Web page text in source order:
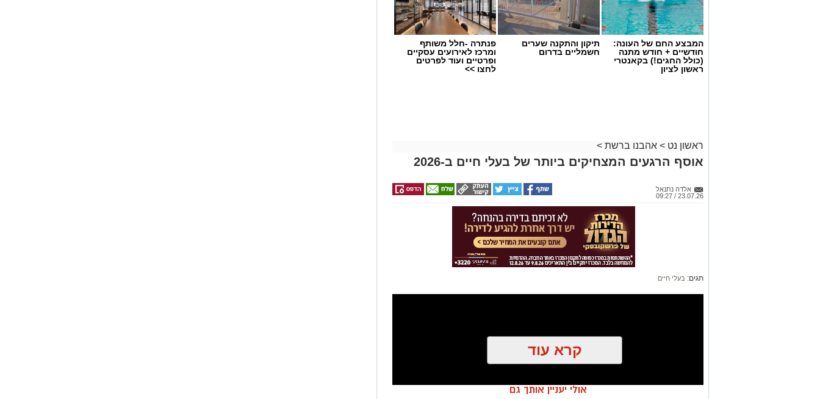
המבצע החם של העונה:
חודשיים + חודש מתנה
(כולל החגים!) בקאנטרי
ראשון לציון
תיקון והתקנה שערים
חשמליים בדרום
פנתרה -חלל משותף
ומרכז לאירועים עסקיים
ופרטיים ועוד לפרטים
לחצו >>
ראשון נט > אהבנו ברשת >
אוסף הרגעים המצחיקים ביותר של בעלי חיים ב-2026
אלדה נתנאל
23.07.26 / 09:27
תגים: בעלי חיים
קרא עוד
אולי יעניין אותך גם